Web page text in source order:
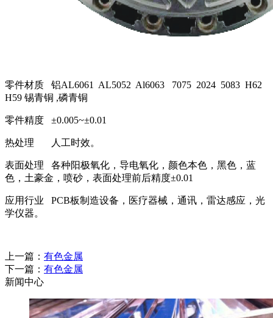
零件材质 铝AL6061 AL5052 Al6063 7075 2024 5083 H62
H59 锡青铜 ,磷青铜
零件精度 ±0.005~±0.01
热处理 人工时效。
表面处理 各种阳极氧化，导电氧化，颜色本色，黑色，蓝
色，土豪金，喷砂，表面处理前后精度±0.01
应用行业 PCB板制造设备，医疗器械，通讯，雷达感应，光
学仪器。
上一篇： 有色金属
下一篇： 有色金属
新闻中心